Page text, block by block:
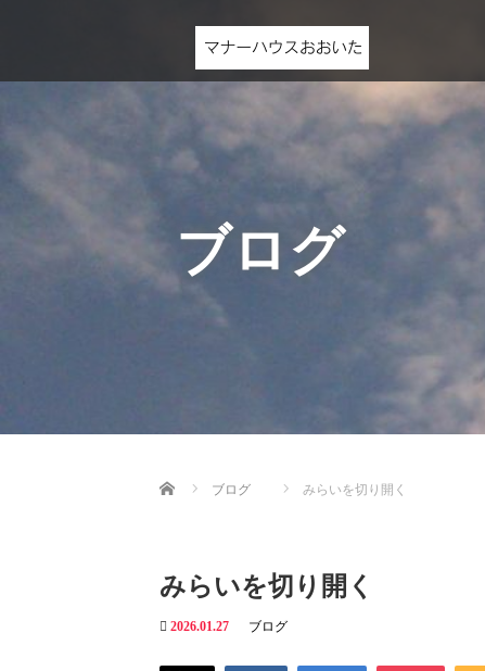
ブログ
Home ブログ みらいを切り開く
みらいを切り開く
2026.01.27 ブログ